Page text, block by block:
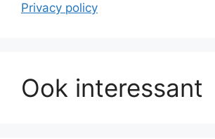
Privacy policy
Ook interessant